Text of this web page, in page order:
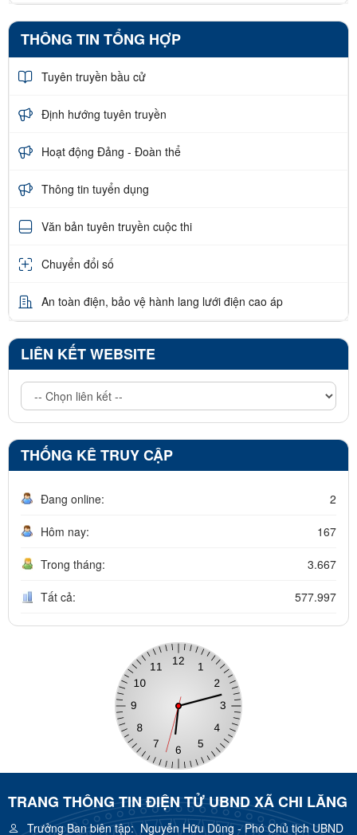
THÔNG TIN TỔNG HỢP
Tuyên truyền bầu cử
Định hướng tuyên truyền
Hoạt động Đảng - Đoàn thể
Thông tin tuyển dụng
Văn bản tuyên truyền cuộc thi
Chuyển đổi số
An toàn điện, bảo vệ hành lang lưới điện cao áp
LIÊN KẾT WEBSITE
THỐNG KÊ TRUY CẬP
Đang online: 2
Hôm nay: 167
Trong tháng: 3.667
Tất cả: 577.997
TRANG THÔNG TIN ĐIỆN TỬ UBND XÃ CHI LĂNG
Trưởng Ban biên tập:Nguyễn Hữu Dũng - Phó Chủ tịch UBND